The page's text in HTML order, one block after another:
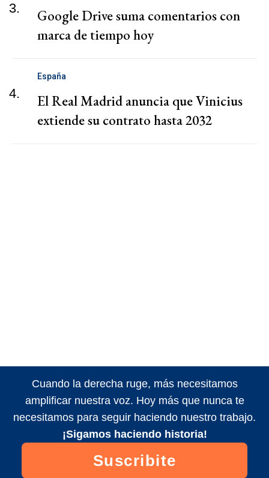
3.
Google Drive suma comentarios con
marca de tiempo hoy
4.
España
El Real Madrid anuncia que Vinicius
extiende su contrato hasta 2032
Cuando la derecha ruge, más necesitamos
amplificar nuestra voz. Hoy más que nunca te
necesitamos para seguir haciendo nuestro trabajo.
¡Sigamos haciendo historia!
Suscribite